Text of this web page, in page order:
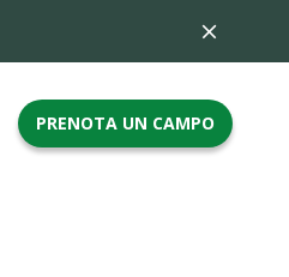
PRENOTA UN CAMPO